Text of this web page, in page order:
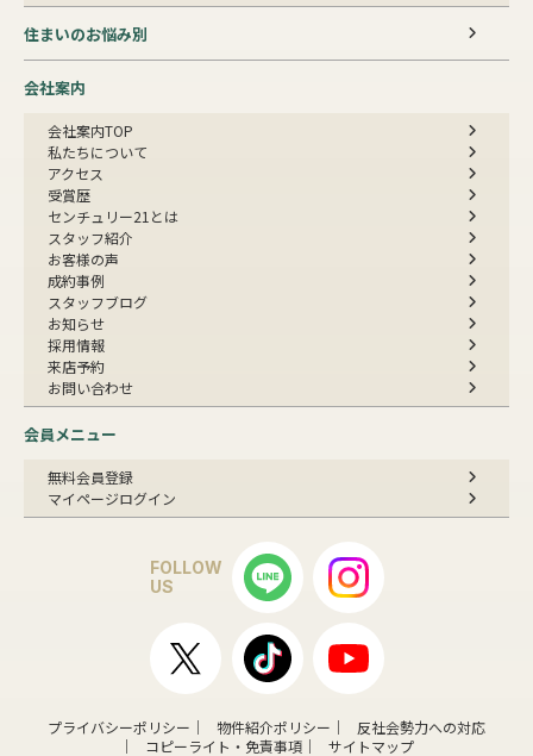
住まいのお悩み別
会社案内
会社案内TOP
私たちについて
アクセス
受賞歴
センチュリー21とは
スタッフ紹介
お客様の声
成約事例
スタッフブログ
お知らせ
採用情報
来店予約
お問い合わせ
会員メニュー
無料会員登録
マイページログイン
FOLLOW
US
プライバシーポリシー 物件紹介ポリシー
反社会勢力への対応
コピーライト・免責事項
サイトマップ